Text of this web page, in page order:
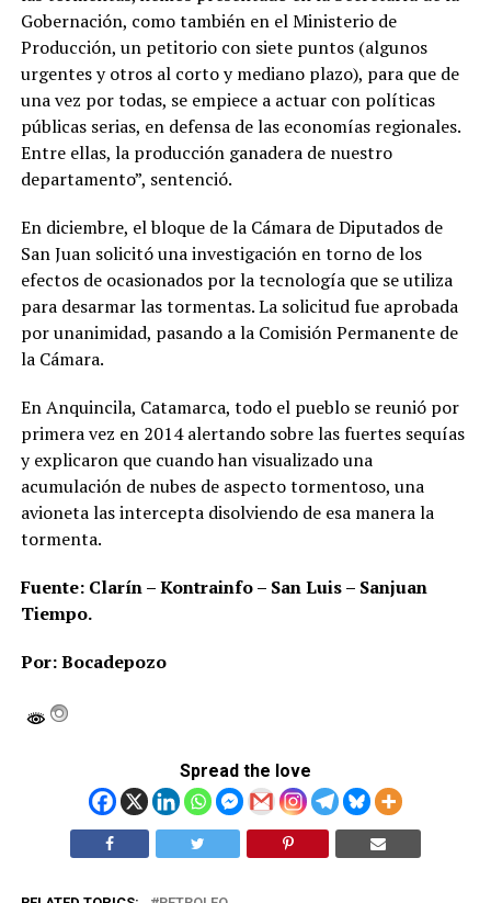
Gobernación, como también en el Ministerio de
Producción, un petitorio con siete puntos (algunos
urgentes y otros al corto y mediano plazo), para que de
una vez por todas, se empiece a actuar con políticas
públicas serias, en defensa de las economías regionales.
Entre ellas, la producción ganadera de nuestro
departamento”, sentenció.
En diciembre, el bloque de la Cámara de Diputados de
San Juan solicitó una investigación en torno de los
efectos de ocasionados por la tecnología que se utiliza
para desarmar las tormentas. La solicitud fue aprobada
por unanimidad, pasando a la Comisión Permanente de
la Cámara.
En Anquincila, Catamarca, todo el pueblo se reunió por
primera vez en 2014 alertando sobre las fuertes sequías
y explicaron que cuando han visualizado una
acumulación de nubes de aspecto tormentoso, una
avioneta las intercepta disolviendo de esa manera la
tormenta.
Fuente: Clarín – Kontrainfo – San Luis – Sanjuan
Tiempo.
Por: Bocadepozo
Spread the love